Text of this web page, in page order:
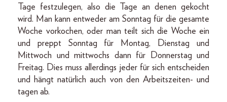
Tage festzulegen, also die Tage an denen gekocht
wird. Man kann entweder am Sonntag für die gesamte
Woche vorkochen, oder man teilt sich die Woche ein
und preppt Sonntag für Montag, Dienstag und
Mittwoch und mittwochs dann für Donnerstag und
Freitag. Dies muss allerdings jeder für sich entscheiden
und hängt natürlich auch von den Arbeitszeiten- und
tagen ab.